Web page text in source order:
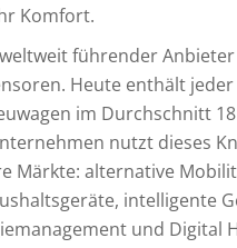
Komfort.
führender
Heute enthält
im Durchschnitt 18
nutzt dieses
Märkte: alternative
intelligente
und Digital